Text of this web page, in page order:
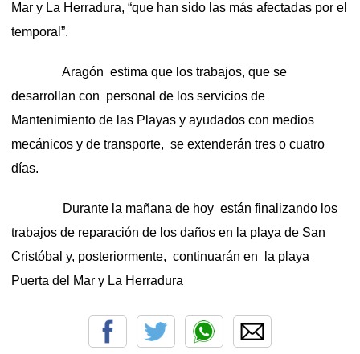
Mar y La Herradura, “que han sido las más afectadas por el
temporal”.
Aragón estima que los trabajos, que se
desarrollan con personal de los servicios de
Mantenimiento de las Playas y ayudados con medios
mecánicos y de transporte, se extenderán tres o cuatro
días.
Durante la mañana de hoy están finalizando los
trabajos de reparación de los daños en la playa de San
Cristóbal y, posteriormente, continuarán en la playa
Puerta del Mar y La Herradura